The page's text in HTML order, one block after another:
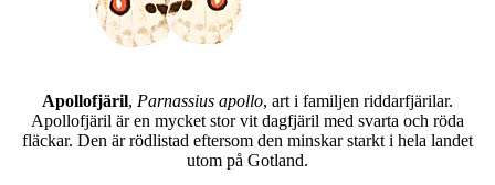
Apollofjäril, Parnassius apollo, art i familjen riddarfjärilar.
Apollofjäril är en mycket stor vit dagfjäril med svarta och röda
fläckar. Den är rödlistad eftersom den minskar starkt i hela landet
utom på Gotland.